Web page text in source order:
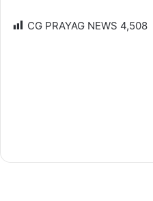
CG PRAYAG NEWS 4,508